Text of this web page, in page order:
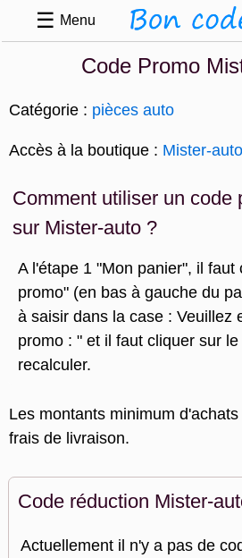
☰ Menu
Code Promo
Catégorie : pièces auto
Accès à la boutique : Mister-auto
Comment utiliser un code
sur Mister-auto ?
A l'étape 1 "Mon panier", il faut
promo" (en bas à gauche du
à saisir dans la case : Veuillez
promo : " et il faut cliquer sur
recalculer.
Les montants minimum
frais de livraison.
Code réduction Mister-
Actuellement il n'y a pas de